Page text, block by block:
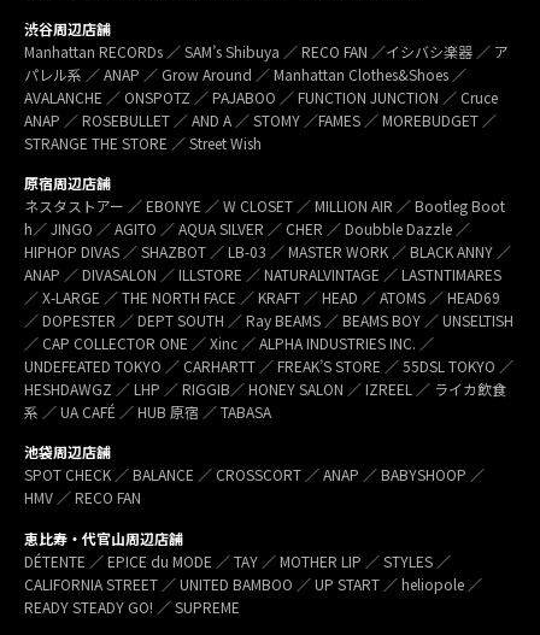
渋谷周辺店舗
Manhattan RECORDs ／ SAM’s Shibuya ／ RECO FAN ／イシバシ楽器 ／ ア
パレル系 ／ ANAP ／ Grow Around ／ Manhattan Clothes&Shoes ／
AVALANCHE ／ ONSPOTZ ／ PAJABOO ／ FUNCTION JUNCTION ／ Cruce
ANAP ／ ROSEBULLET ／ AND A ／ STOMY ／FAMES ／ MOREBUDGET ／
STRANGE THE STORE ／ Street Wish
原宿周辺店舗
ネスタストアー ／ EBONYE ／ W CLOSET ／ MILLION AIR ／ Bootleg Boot
h／ JINGO ／ AGITO ／ AQUA SILVER ／ CHER ／ Doubble Dazzle ／
HIPHOP DIVAS ／ SHAZBOT ／ LB-03 ／ MASTER WORK ／ BLACK ANNY ／
ANAP ／ DIVASALON ／ ILLSTORE ／ NATURALVINTAGE ／ LASTNTIMARES
／ X-LARGE ／ THE NORTH FACE ／ KRAFT ／ HEAD ／ ATOMS ／ HEAD69
／ DOPESTER ／ DEPT SOUTH ／ Ray BEAMS ／ BEAMS BOY ／ UNSELTISH
／ CAP COLLECTOR ONE ／ Xinc ／ ALPHA INDUSTRIES INC. ／
UNDEFEATED TOKYO ／ CARHARTT ／ FREAK’S STORE ／ 55DSL TOKYO ／
HESHDAWGZ ／ LHP ／ RIGGIB／ HONEY SALON ／ IZREEL ／ ライカ飲食
系 ／ UA CAFÉ ／ HUB 原宿 ／ TABASA
池袋周辺店舗
SPOT CHECK ／ BALANCE ／ CROSSCORT ／ ANAP ／ BABYSHOOP ／
HMV ／ RECO FAN
恵比寿・代官山周辺店舗
DÉTENTE ／ EPICE du MODE ／ TAY ／ MOTHER LIP ／ STYLES ／
CALIFORNIA STREET ／ UNITED BAMBOO ／ UP START ／ heliopole ／
READY STEADY GO! ／ SUPREME